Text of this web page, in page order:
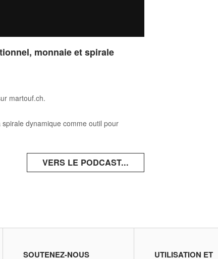
monnaie et spirale
martouf.ch.
dynamique comme outil pour
VERS LE PODCAST...
SOUTENEZ-NOUS UTILISATION ET